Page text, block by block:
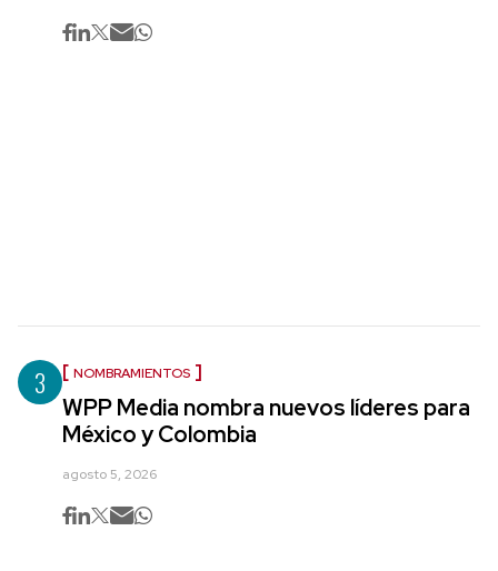
3 NOMBRAMIENTOS
WPP Media nombra nuevos líderes para
México y Colombia
agosto 5, 2026